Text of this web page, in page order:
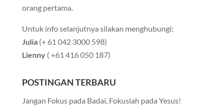
orang pertama.
Untuk info selanjutnya silakan menghubungi:
Julia(+ 61 042 3000 598)
Lienny( +61 416 050 187)
POSTINGAN TERBARU
Jangan Fokus pada Badai, Fokuslah pada Yesus!